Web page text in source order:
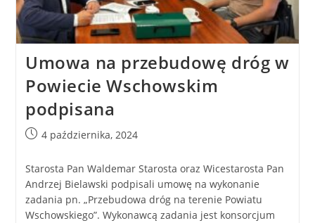
Umowa na przebudowę dróg w
Powiecie Wschowskim
podpisana
4 października, 2024
Starosta Pan Waldemar Starosta oraz Wicestarosta Pan
Andrzej Bielawski podpisali umowę na wykonanie
zadania pn. „Przebudowa dróg na terenie Powiatu
Wschowskiego”. Wykonawcą zadania jest konsorcjum